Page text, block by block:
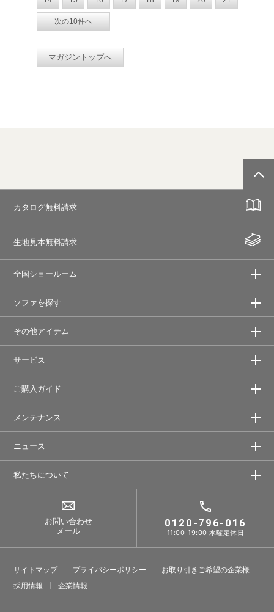
次の10件へ
マガジントップへ
カタログ無料請求
生地見本無料請求
全国ショールーム
ソファを探す
その他アイテム
サービス
ご購入ガイド
メンテナンス
ニュース
私たちについて
お問い合わせ
メール
0120-796-016
11:00-19:00 水曜定休日
サイトマップ プライバシーポリシー
お取り引きご希望の企業様
採⽤情報
企業情報